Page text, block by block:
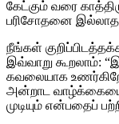
கேட்கும் வரை
பரிசோதனை இல்லாத
நீங்கள்
இவ்வாறு கூறலாம்:
கவலையாக
அன்றாட
முடியும் என்பதைப்